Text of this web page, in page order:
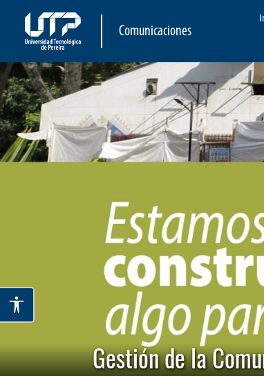
Comunicaciones
Gestión de la